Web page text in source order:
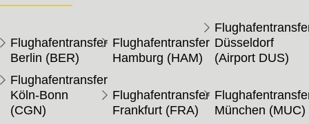
Flughafentransfer
Berlin (BER)
Flughafentransfer
Hamburg (HAM)
Düsseldorf
(Airport DUS)
Flughafentransfer
Köln-Bonn
(CGN)
Flughafentransfer
Frankfurt (FRA)
München (MUC)